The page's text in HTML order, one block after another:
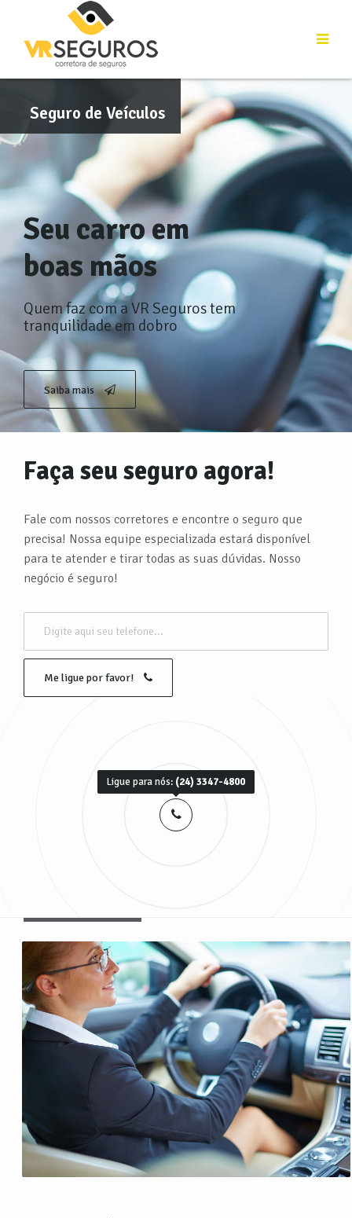
Seguro de Veículos
Seu carro em
boas mãos
Quem faz com a VR Seguros tem
tranquilidade em dobro
Saiba mais
Faça seu seguro agora!
Fale com nossos corretores e encontre o seguro que
precisa! Nossa equipe especializada estará disponível
para te atender e tirar todas as suas dúvidas. Nosso
negócio é seguro!
Me ligue por favor!
Ligue para nós: (24) 3347-4800